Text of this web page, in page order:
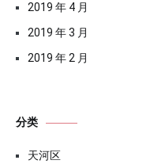
2019 年 4 月
2019 年 3 月
2019 年 2 月
分类
天河区